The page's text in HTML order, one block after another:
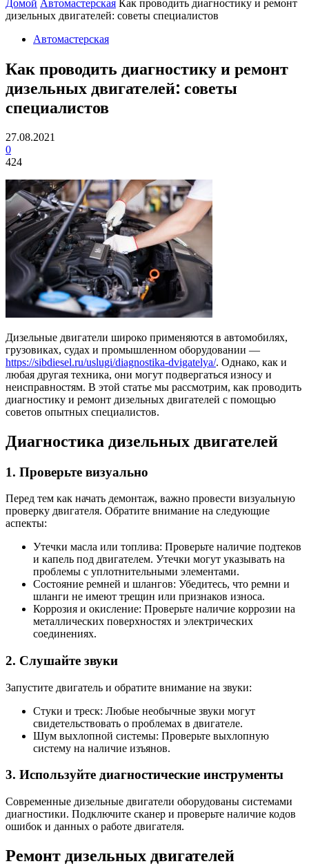
Домой Автомастерская Как проводить диагностику и ремонт
дизельных двигателей: советы специалистов
Автомастерская
Как проводить диагностику и ремонт
дизельных двигателей: советы
специалистов
27.08.2021
0
424
Дизельные двигатели широко применяются в автомобилях,
грузовиках, судах и промышленном оборудовании —
https://sibdiesel.ru/uslugi/diagnostika-dvigatelya/. Однако, как и
любая другая техника, они могут подвергаться износу и
неисправностям. В этой статье мы рассмотрим, как проводить
диагностику и ремонт дизельных двигателей с помощью
советов опытных специалистов.
Диагностика дизельных двигателей
1. Проверьте визуально
Перед тем как начать демонтаж, важно провести визуальную
проверку двигателя. Обратите внимание на следующие
аспекты:
Утечки масла или топлива: Проверьте наличие подтеков
и капель под двигателем. Утечки могут указывать на
проблемы с уплотнительными элементами.
Состояние ремней и шлангов: Убедитесь, что ремни и
шланги не имеют трещин или признаков износа.
Коррозия и окисление: Проверьте наличие коррозии на
металлических поверхностях и электрических
соединениях.
2. Слушайте звуки
Запустите двигатель и обратите внимание на звуки:
Стуки и треск: Любые необычные звуки могут
свидетельствовать о проблемах в двигателе.
Шум выхлопной системы: Проверьте выхлопную
систему на наличие изъянов.
3. Используйте диагностические инструменты
Современные дизельные двигатели оборудованы системами
диагностики. Подключите сканер и проверьте наличие кодов
ошибок и данных о работе двигателя.
Ремонт дизельных двигателей